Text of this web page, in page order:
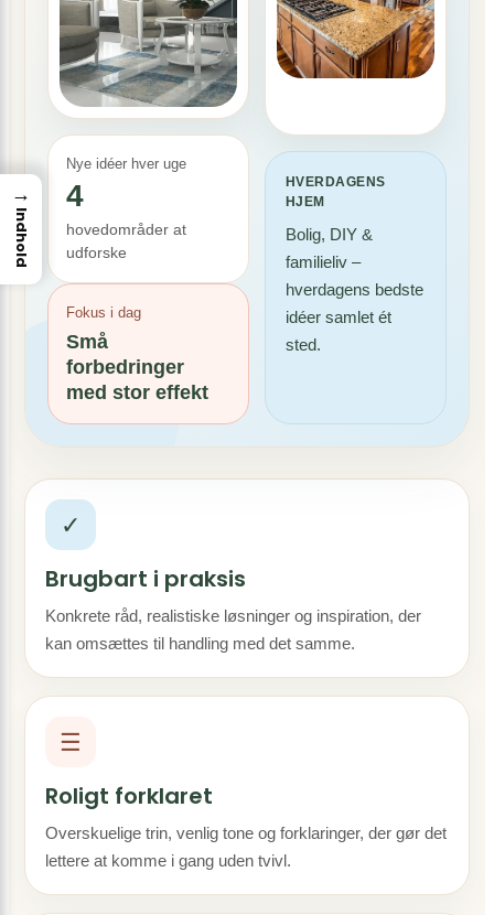
Nye idéer hver uge
4
hovedområder at
udforske
Fokus i dag
Små
forbedringer
med stor effekt
HVERDAGENS
HJEM
Bolig, DIY &
familieliv –
hverdagens bedste
idéer samlet ét
sted.
✓
Brugbart i praksis
Konkrete råd, realistiske løsninger og inspiration, der
kan omsættes til handling med det samme.
☰
Roligt forklaret
Overskuelige trin, venlig tone og forklaringer, der gør det
lettere at komme i gang uden tvivl.
→
Indhold